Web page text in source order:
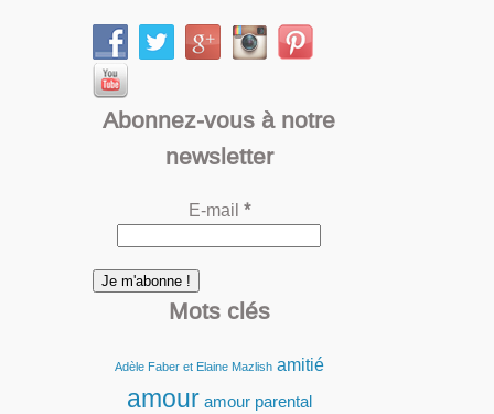
Abonnez-vous à notre
newsletter
E-mail *
Mots clés
Adèle Faber et Elaine Mazlish amitié
amour amour parental